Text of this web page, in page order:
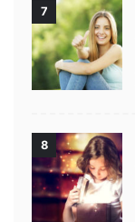
7
8